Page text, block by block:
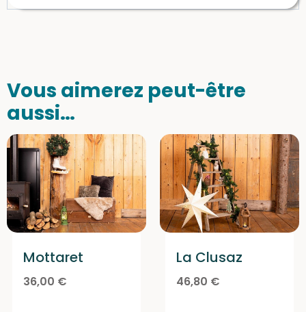
Vous aimerez peut-être
aussi…
Mottaret
36,00 €
La Clusaz
46,80 €